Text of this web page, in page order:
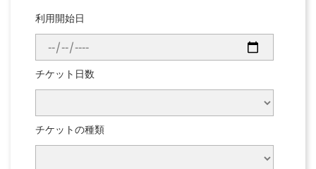
利用開始日
チケット日数
チケットの種類